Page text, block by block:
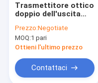
Trasmettitore ottico
doppio dell'uscita
Prezzo:Negotiate
MOQ:1 pari
Ottieni l'ultimo prezzo
Contattaci